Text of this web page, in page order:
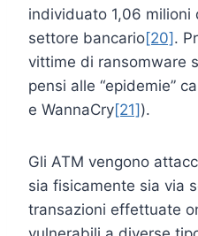
individuato 1,06
settore bancario[20].
vittime di ransomware
pensi alle “epidemie”
e WannaCry[21]).
Gli ATM vengono
sia fisicamente sia via
transazioni effettuate